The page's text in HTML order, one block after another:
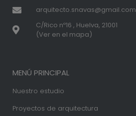
arquitecto.snavas@gmail.com
C/Rico nº16 , Huelva, 21001
(Ver en el mapa)
MENÚ PRINCIPAL
Nuestro estudio
Proyectos de arquitectura